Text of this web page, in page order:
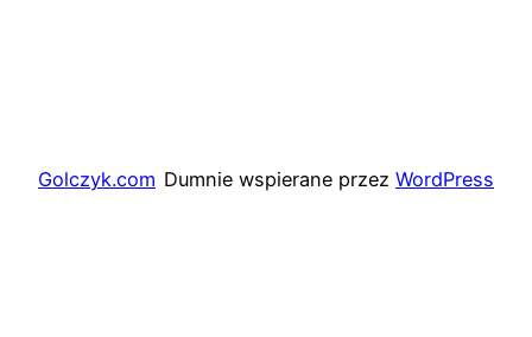
Golczyk.com Dumnie wspierane przez WordPress